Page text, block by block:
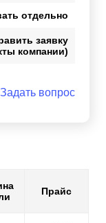
отдельно
заявку
компании)
Задать вопрос
Прайс